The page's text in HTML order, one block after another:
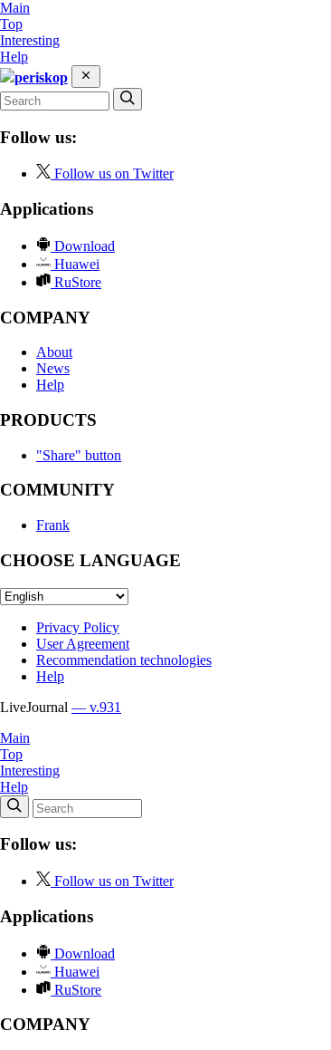
Main
Top
Interesting
Help
periskop
Follow us:
Follow us on Twitter
Applications
Download
Huawei
RuStore
COMPANY
About
News
Help
PRODUCTS
"Share" button
COMMUNITY
Frank
CHOOSE LANGUAGE
Privacy Policy
User Agreement
Recommendation technologies
Help
LiveJournal — v.931
Main
Top
Interesting
Help
Follow us:
Follow us on Twitter
Applications
Download
Huawei
RuStore
COMPANY